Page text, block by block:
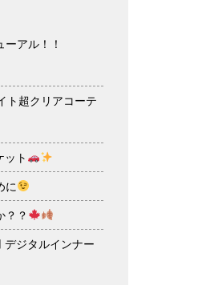
アル！！
ト超クリアコーテ
ット
に
？？
デジタルインナー